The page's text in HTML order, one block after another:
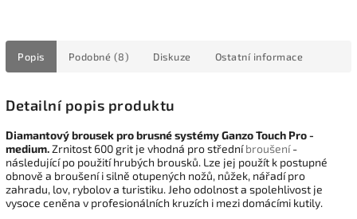
Popis Podobné (8) Diskuze Ostatní informace
Detailní popis produktu
Diamantový brousek pro brusné systémy Ganzo Touch Pro -
medium.Zrnitost 600 grit je vhodná pro středníbroušení-
následující po použití hrubých brousků. Lze jej použít k postupné
obnově a broušení i silně otupených nožů, nůžek, nářadí pro
zahradu, lov, rybolov a turistiku. Jeho odolnost a spolehlivost je
vysoce ceněna v profesionálních kruzích i mezi domácími kutily.